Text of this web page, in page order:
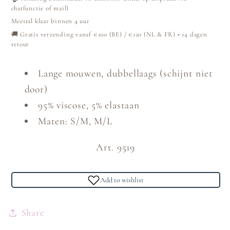
Taupe
chatfunctie of mail)
Meestal klaar binnen 4 uur
🚚 Gratis verzending vanaf €100 (BE) / €120 (NL & FR) • 14 dagen
retour
Lange mouwen, dubbellaags (schijnt niet
door)
95% viscose, 5% elastaan
Maten: S/M, M/L
Art. 9519
Add to wishlist
Share